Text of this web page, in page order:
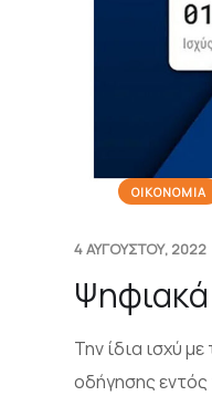
ΟΙΚΟΝΟΜΙΑ
4 ΑΥΓΟΥΣΤΟΥ, 2022
Την ίδια ισχύ
οδήγησης εντός